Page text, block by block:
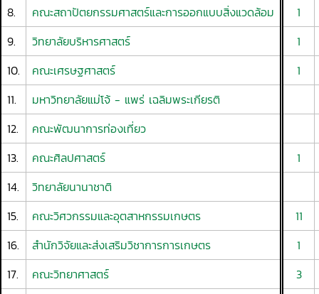
8.
คณะสถาปัตยกรรมศาสตร์และการออกแบบสิ่งแวดล้อม
1
9.
วิทยาลัยบริหารศาสตร์
1
10.
คณะเศรษฐศาสตร์
1
11.
มหาวิทยาลัยแม่โจ้ - แพร่ เฉลิมพระเกียรติ
12.
คณะพัฒนาการท่องเที่ยว
13.
คณะศิลปศาสตร์
1
14.
วิทยาลัยนานาชาติ
15.
คณะวิศวกรรมและอุตสาหกรรมเกษตร
11
16.
สำนักวิจัยและส่งเสริมวิชาการการเกษตร
1
17.
คณะวิทยาศาสตร์
3